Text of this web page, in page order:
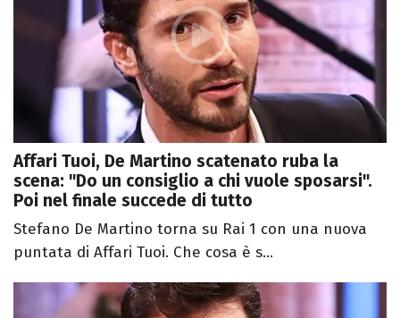
Affari Tuoi, De Martino scatenato ruba la
scena: "Do un consiglio a chi vuole sposarsi".
Poi nel finale succede di tutto
Stefano De Martino torna su Rai 1 con una nuova
puntata di Affari Tuoi. Che cosa è s...